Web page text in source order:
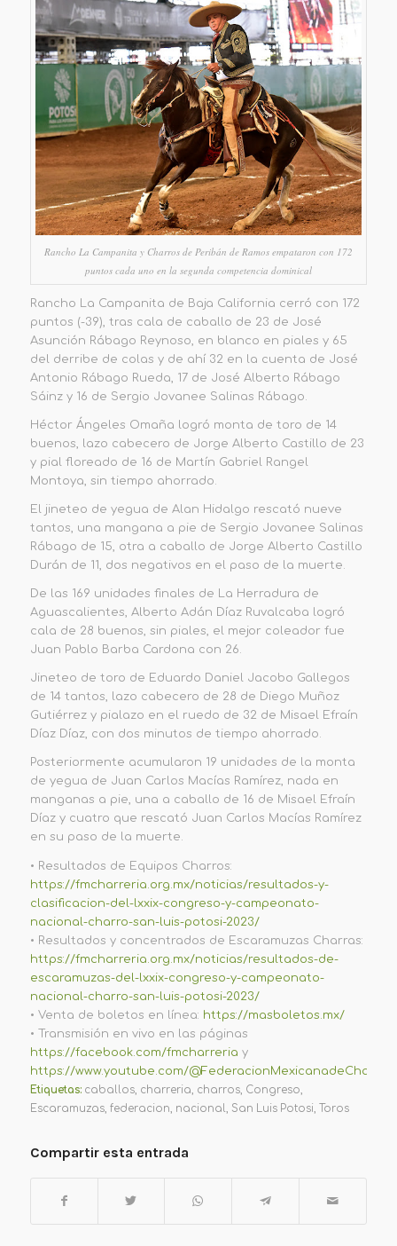
Rancho La Campanita y Charros de Peribán de Ramos empataron con 172
puntos cada uno en la segunda competencia dominical
Rancho La Campanita de Baja California cerró con 172
puntos (-39), tras cala de caballo de 23 de José
Asunción Rábago Reynoso, en blanco en piales y 65
del derribe de colas y de ahí 32 en la cuenta de José
Antonio Rábago Rueda, 17 de José Alberto Rábago
Sáinz y 16 de Sergio Jovanee Salinas Rábago.
Héctor Ángeles Omaña logró monta de toro de 14
buenos, lazo cabecero de Jorge Alberto Castillo de 23
y pial floreado de 16 de Martín Gabriel Rangel
Montoya, sin tiempo ahorrado.
El jineteo de yegua de Alan Hidalgo rescató nueve
tantos, una mangana a pie de Sergio Jovanee Salinas
Rábago de 15, otra a caballo de Jorge Alberto Castillo
Durán de 11, dos negativos en el paso de la muerte.
De las 169 unidades finales de La Herradura de
Aguascalientes, Alberto Adán Díaz Ruvalcaba logró
cala de 28 buenos, sin piales, el mejor coleador fue
Juan Pablo Barba Cardona con 26.
Jineteo de toro de Eduardo Daniel Jacobo Gallegos
de 14 tantos, lazo cabecero de 28 de Diego Muñoz
Gutiérrez y pialazo en el ruedo de 32 de Misael Efraín
Díaz Díaz, con dos minutos de tiempo ahorrado.
Posteriormente acumularon 19 unidades de la monta
de yegua de Juan Carlos Macías Ramírez, nada en
manganas a pie, una a caballo de 16 de Misael Efraín
Díaz y cuatro que rescató Juan Carlos Macías Ramírez
en su paso de la muerte.
• Resultados de Equipos Charros:
https://fmcharreria.org.mx/noticias/resultados-y-
clasificacion-del-lxxix-congreso-y-campeonato-
nacional-charro-san-luis-potosi-2023/
• Resultados y concentrados de Escaramuzas Charras:
https://fmcharreria.org.mx/noticias/resultados-de-
escaramuzas-del-lxxix-congreso-y-campeonato-
nacional-charro-san-luis-potosi-2023/
• Venta de boletos en línea: https://masboletos.mx/
• Transmisión en vivo en las páginas
https://facebook.com/fmcharreria y
https://www.youtube.com/
Etiquetas: caballos, charreria charros, Congreso
Escaramuzas, federacion nacional San Luis Potosi Toros
Compartir esta entrada